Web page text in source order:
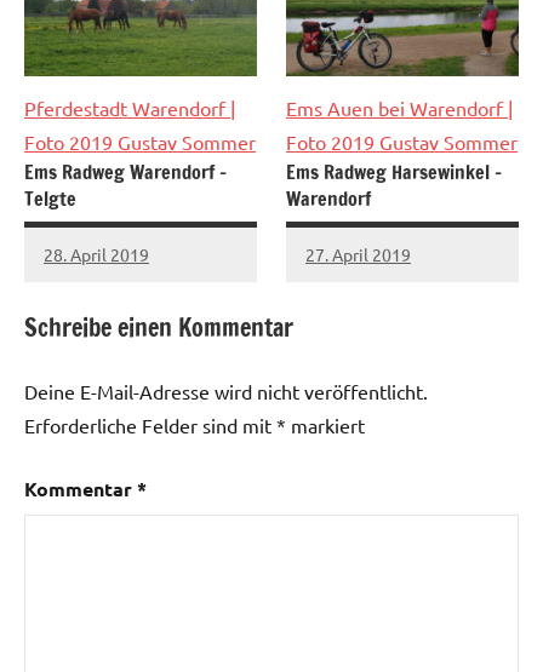
Pferdestadt Warendorf |
Foto 2019 Gustav Sommer
Ems Radweg Warendorf –
Telgte
28. April 2019
Ems Auen bei Warendorf |
Foto 2019 Gustav Sommer
Ems Radweg Harsewinkel –
Warendorf
27. April 2019
Schreibe einen Kommentar
Deine E-Mail-Adresse wird nicht veröffentlicht.
Erforderliche Felder sind mit * markiert
Kommentar*